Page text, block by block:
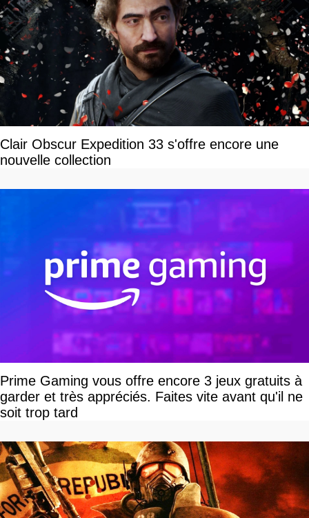
Clair Obscur Expedition 33 s'offre encore une
nouvelle collection
Prime Gaming vous offre encore 3 jeux gratuits à
garder et très appréciés. Faites vite avant qu'il ne
soit trop tard